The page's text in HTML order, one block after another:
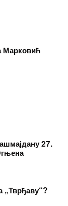
Марковић
27.
„Тврђаву“?